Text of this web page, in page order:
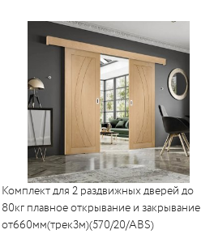
& ORO
COLOMBO
(Италия)
CDEB PUNTO
(Италия)
COLOMBO
(Италия)
CDEB PUNTO
SILLUR
c
механизмы
Комплект для 2 раздвижных дверей до
80кг плавное открывание и закрывание
от660мм(трек3м)(570/20/ABS)